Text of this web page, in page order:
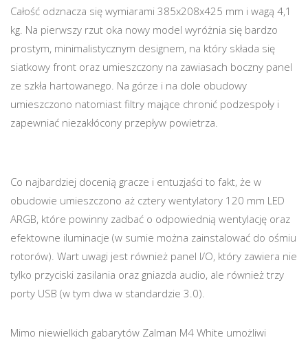
Całość odznacza się wymiarami 385x208x425 mm i wagą 4,1
kg. Na pierwszy rzut oka nowy model wyróżnia się bardzo
prostym, minimalistycznym designem, na który składa się
siatkowy front oraz umieszczony na zawiasach boczny panel
ze szkła hartowanego. Na górze i na dole obudowy
umieszczono natomiast filtry mające chronić podzespoły i
zapewniać niezakłócony przepływ powietrza.
Co najbardziej docenią gracze i entuzjaści to fakt, że w
obudowie umieszczono aż cztery wentylatory 120 mm LED
ARGB, które powinny zadbać o odpowiednią wentylację oraz
efektowne iluminacje (w sumie można zainstalować do ośmiu
rotorów). Wart uwagi jest również panel I/O, który zawiera nie
tylko przyciski zasilania oraz gniazda audio, ale również trzy
porty USB (w tym dwa w standardzie 3.0).
Mimo niewielkich gabarytów Zalman M4 White umożliwi